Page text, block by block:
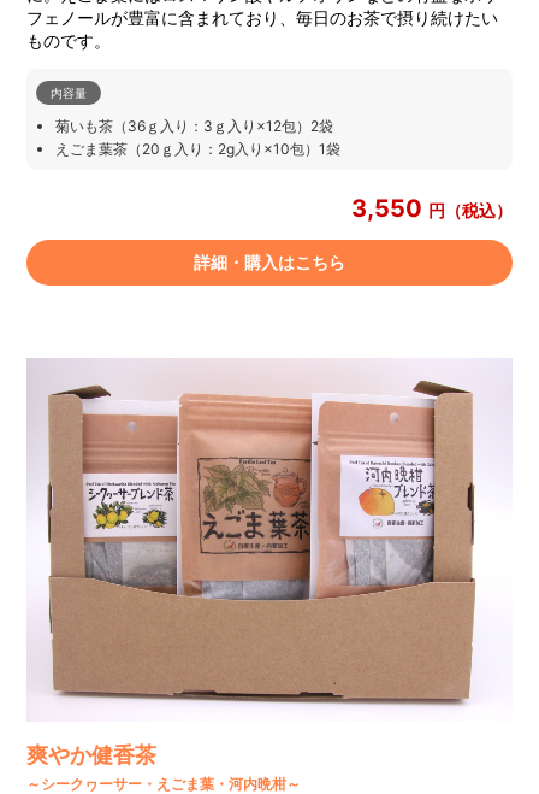
フェノールが豊富に含まれており、毎日のお茶で摂り続けたい
ものです。
内容量
菊いも茶（36ｇ入り：3ｇ入り×12包）2袋
えごま葉茶（20ｇ入り：2g入り×10包）1袋
3,550 円（税込）
詳細・購入はこちら
爽やか健香茶
～シークヮーサー・えごま葉・河内晩柑～